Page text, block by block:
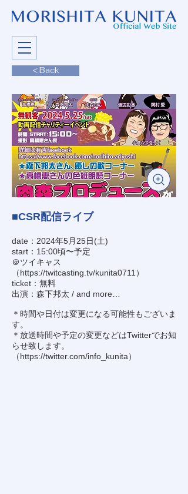
< Back
■CSR配信ライブ
date：2024年5月25日(土)
start：15:00頃〜予定
＠ツイキャス
（https://twitcasting.tv/kunita0711 ）
ticket：無料
出演：森下邦太 / and more…
＊時間や日付は変更になる可能性もございま
す。
＊放送時間や予定の変更などはTwitterでお知
らせ致します。
（https://twitter.com/info_kunita）